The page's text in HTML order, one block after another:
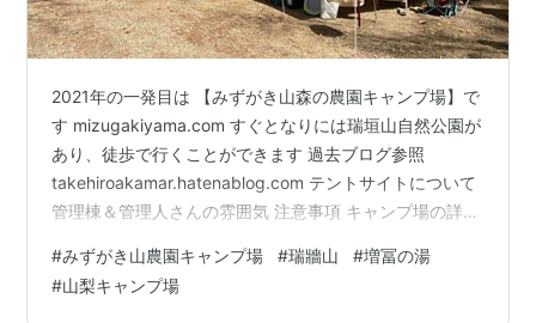
2021年の一発目は 【みずがき山森の農園キャンプ場】で
す mizugakiyama.com すぐとなりには瑞垣山自然公園が
あり、徒歩で行くことができます 過去ブログ参照
takehiroakamar.hatenablog.com テントサイトについて
管理棟＆管理人さんの雰囲気 注意事項 キャンプ場の詳細
情報
#みずがき山農園キャンプ場 #瑞牆山 #増冨の湯
#山梨キャンプ場